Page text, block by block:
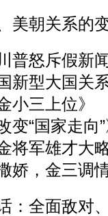
美朝关系的
普怒斥假新
新型大国关
小三上位》
变“国家走向
将军雄才大
娇，金三调
：全面敌对